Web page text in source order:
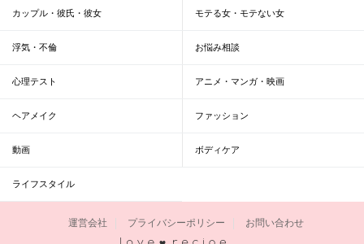
カップル・彼氏・彼女 モテる女・モテない女
浮気・不倫 お悩み相談
心理テスト アニメ・マンガ・映画
ヘアメイク ファッション
動画 ボディケア
ライフスタイル
運営会社 プライバシーポリシー お問い合わせ